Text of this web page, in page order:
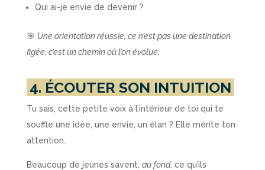
Qui ai-je envie de devenir ?
🎯 Une orientation réussie, ce n’est pas une destination
figée, c’est un chemin où l’on évolue.
4. ÉCOUTER SON INTUITION
Tu sais, cette petite voix à l’intérieur de toi qui te
souffle une idée, une envie, un élan ? Elle mérite ton
attention.
Beaucoup de jeunes savent, au fond, ce qu’ils